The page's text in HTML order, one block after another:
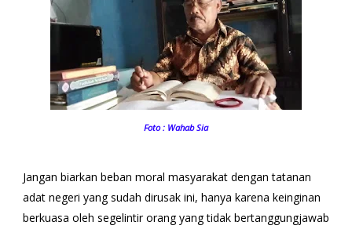
Foto : Wahab Sia
Jangan biarkan beban moral masyarakat dengan tatanan
adat negeri yang sudah dirusak ini, hanya karena keinginan
berkuasa oleh segelintir orang yang tidak bertanggungjawab